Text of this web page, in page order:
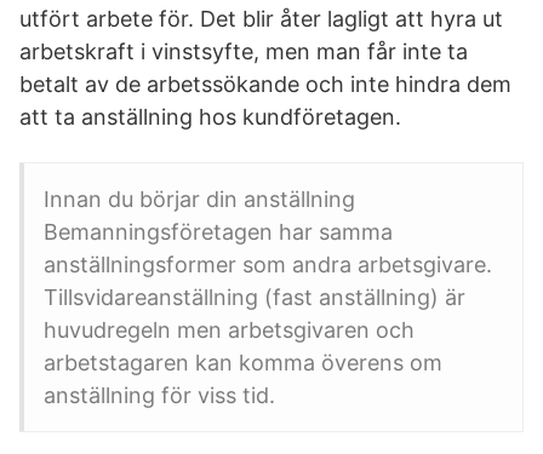
utfört arbete för. Det blir åter lagligt att hyra ut
arbetskraft i vinstsyfte, men man får inte ta
betalt av de arbetssökande och inte hindra dem
att ta anställning hos kundföretagen.
Innan du börjar din anställning
Bemanningsföretagen har samma
anställningsformer som andra arbetsgivare.
Tillsvidareanställning (fast anställning) är
huvudregeln men arbetsgivaren och
arbetstagaren kan komma överens om
anställning för viss tid.